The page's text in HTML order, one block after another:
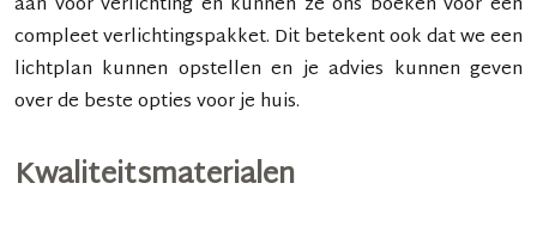
compleet verlichtingspakket. Dit betekent ook dat we een
lichtplan kunnen opstellen en je advies kunnen geven
over de beste opties voor je huis.
Kwaliteitsmaterialen